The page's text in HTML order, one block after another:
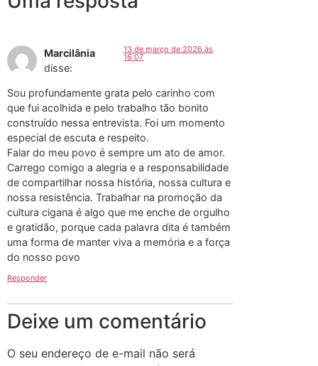
Marcilânia
disse:
13 de março de 2026 às
16:07
Sou profundamente grata pelo carinho com
que fui acolhida e pelo trabalho tão bonito
construído nessa entrevista. Foi um momento
especial de escuta e respeito.
Falar do meu povo é sempre um ato de amor.
Carrego comigo a alegria e a responsabilidade
de compartilhar nossa história, nossa cultura e
nossa resistência. Trabalhar na promoção da
cultura cigana é algo que me enche de orgulho
e gratidão, porque cada palavra dita é também
uma forma de manter viva a memória e a força
do nosso povo
Responder
Deixe um comentário
O seu endereço de e-mail não será